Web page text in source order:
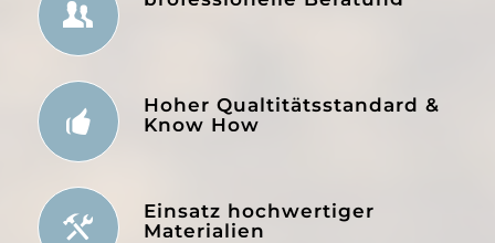
Hoher Qualtitätsstandard &
Know How
Einsatz hochwertiger
Materialien